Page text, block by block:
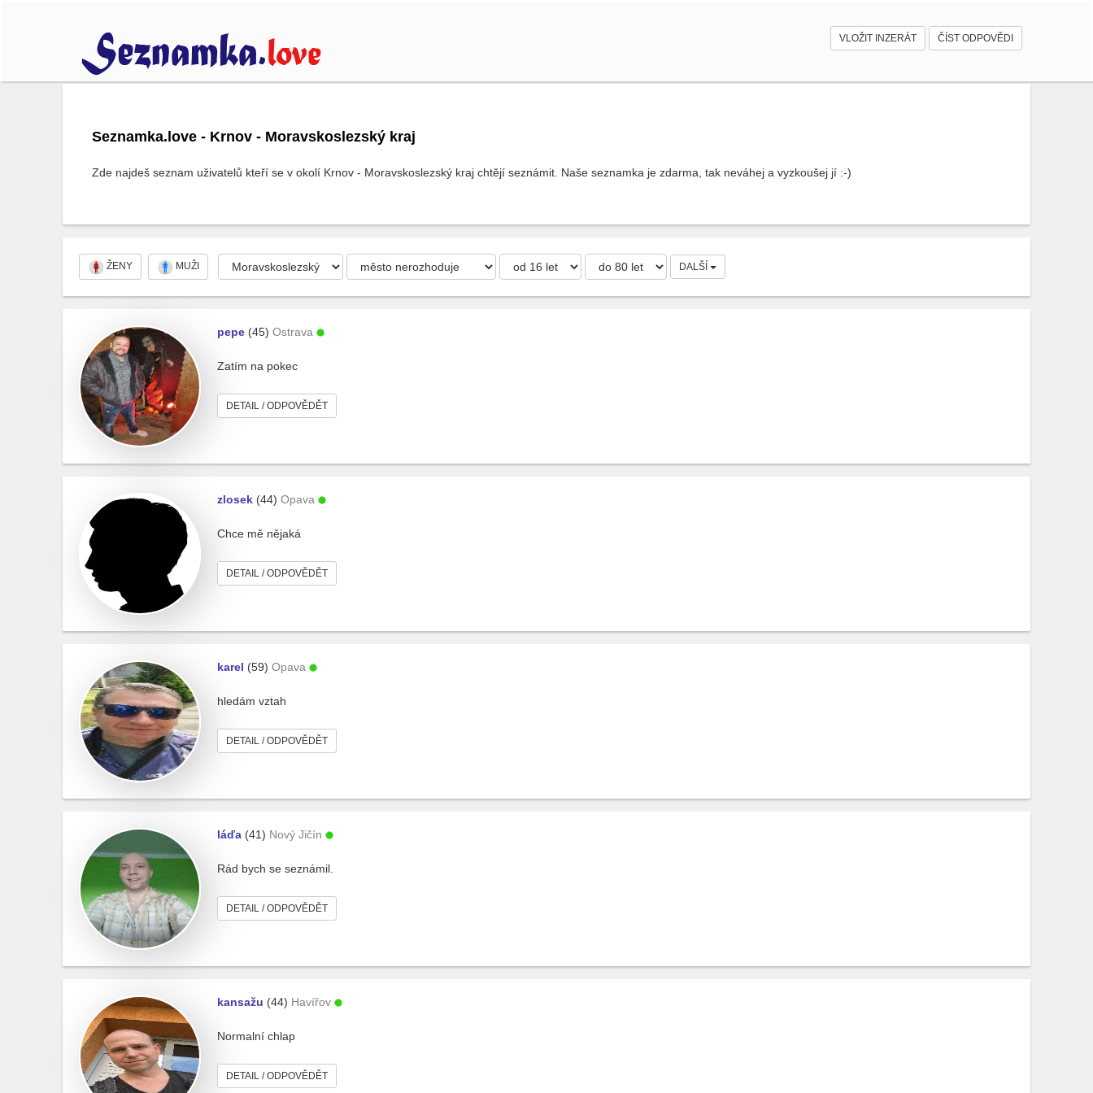
VLOŽIT INZERÁT ČÍST ODPOVĚDI
Seznamka.love - Krnov - Moravskoslezský kraj
Zde najdeš seznam uživatelů kteří se v okolí Krnov - Moravskoslezský kraj chtějí seznámit. Naše seznamka je zdarma, tak neváhej a vyzkoušej jí :-)
ŽENY MUŽI DALŠÍ
pepe (45) Ostrava
Zatím na pokec
DETAIL / ODPOVĚDĚT
zlosek (44) Opava
Chce mě nějaká
DETAIL / ODPOVĚDĚT
karel (59) Opava
hledám vztah
DETAIL / ODPOVĚDĚT
láďa (41) Nový Jičín
Rád bych se seznámil.
DETAIL / ODPOVĚDĚT
kansažu (44) Havířov
Normalní chlap
DETAIL / ODPOVĚDĚT